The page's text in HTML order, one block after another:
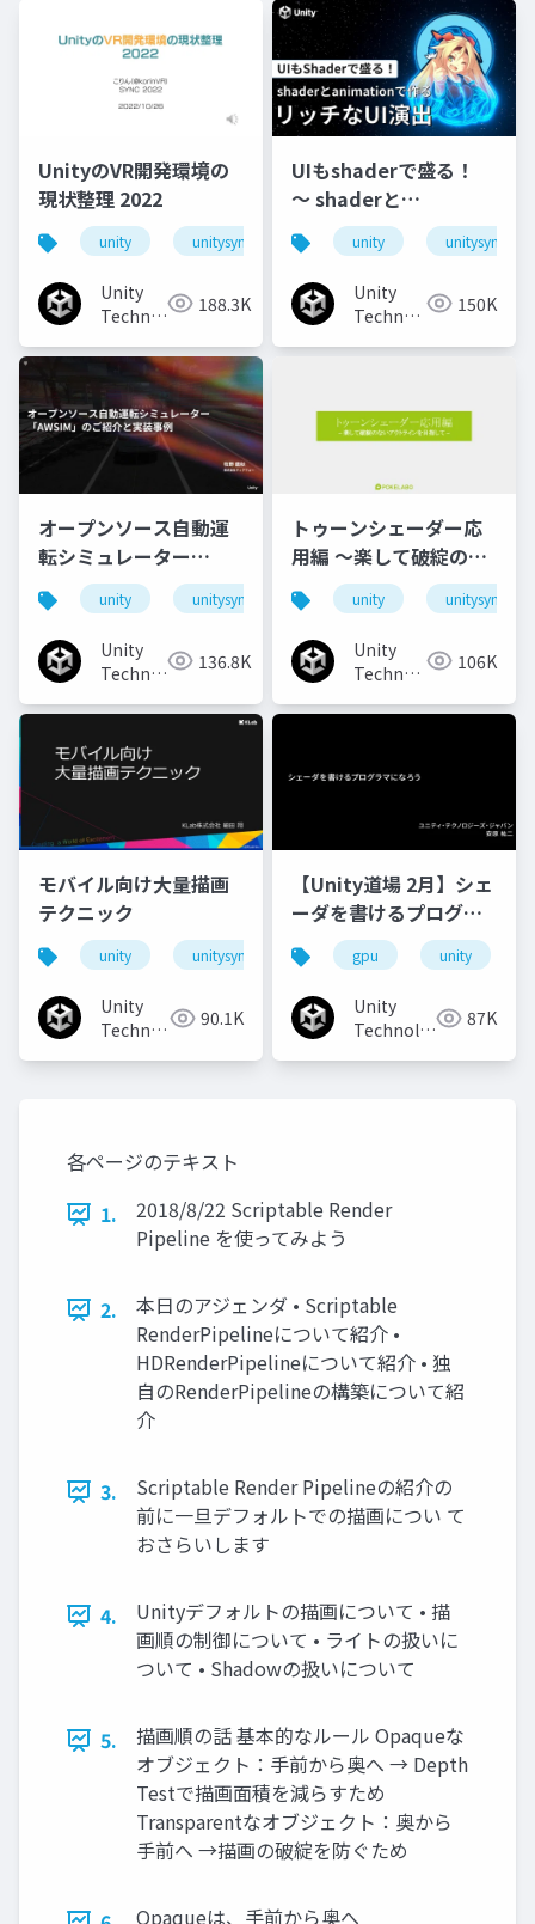
UnityのVR開発環境の
現状整理 2022
unity unitysync
Unity
Technologies188.3K
UIもshaderで盛る！
〜 shaderと
animationで作るリッ
チなUI演出
unity unitysync
Unity
Technologies150K
オープンソース自動運
転シミュレーター
「AWSIM」のご紹介と
実装事例
unity unitysync
Unity
Technologies136.8K
トゥーンシェーダー応
用編 ～楽して破綻のな
いアウトラインを目指
して～
unity unitysync
Unity
Technologies106K
モバイル向け大量描画
テクニック
unity unitysync
Unity
Technologies90.1K
【Unity道場 2月】シェ
ーダを書けるプログラ
マになろう
gpu unity
Unity
Technologies 87K
各ページのテキスト
1.
2018/8/22 Scriptable Render
Pipeline を使ってみよう
2.
本日のアジェンダ • Scriptable
RenderPipelineについて紹介 •
HDRenderPipelineについて紹介 • 独
自のRenderPipelineの構築について紹
介
3.
Scriptable Render Pipelineの紹介の
前に一旦デフォルトでの描画につい て
おさらいします
4.
Unityデフォルトの描画について • 描
画順の制御について • ライトの扱いに
ついて • Shadowの扱いについて
5.
描画順の話 基本的なルール Opaqueな
オブジェクト：手前から奥へ → Depth
Testで描画面積を減らすため
Transparentなオブジェクト：奥から
手前へ →描画の破綻を防ぐため
Opaqueは、手前から奥へ